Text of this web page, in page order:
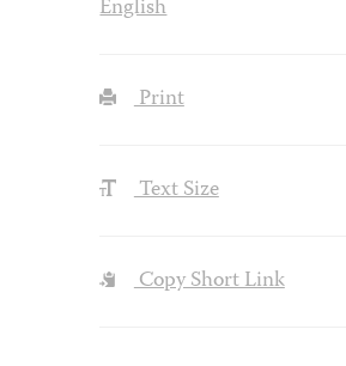
English
Print
Text Size
Copy Short Link